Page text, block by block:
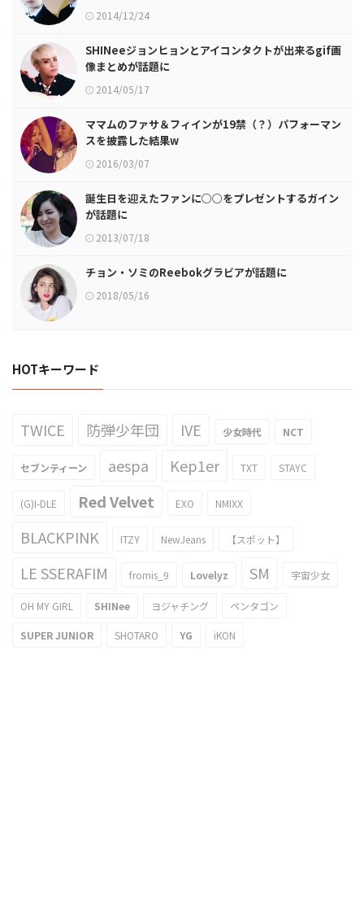
2014/12/24
SHINeeジョンヒョンとアイコンタクトが出来るgif画
像まとめが話題に
2014/05/17
ママムのファサ＆フィインが19禁（？）パフォーマン
スを披露した結果w
2016/03/07
誕生日を迎えたファンに○○をプレゼントするガイン
が話題に
2013/07/18
チョン・ソミのReebokグラビアが話題に
2018/05/16
HOTキーワード
TWICE 防弾少年団 IVE 少女時代 NCT
セブンティーン aespa Kep1er TXT STAYC
(G)I-DLE Red Velvet EXO NMIXX
BLACKPINK ITZY NewJeans 【スポット】
LE SSERAFIM fromis_9 Lovelyz SM 宇宙少女
OH MY GIRL SHINee ヨジャチング ペンタゴン
SUPER JUNIOR SHOTARO YG iKON